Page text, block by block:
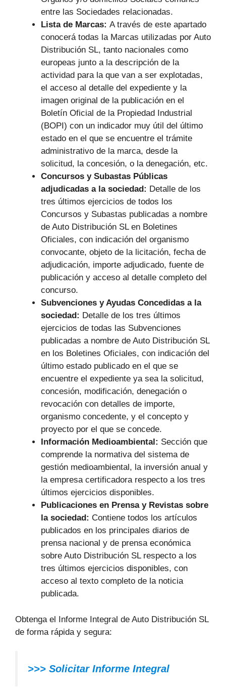
entre las Sociedades relacionadas.
Lista de Marcas: A través de este apartado
conocerá todas la Marcas utilizadas por Auto
Distribución SL, tanto nacionales como
europeas junto a la descripción de la
actividad para la que van a ser explotadas,
el acceso al detalle del expediente y la
imagen original de la publicación en el
Boletín Oficial de la Propiedad Industrial
(BOPI) con un indicador muy útil del último
estado en el que se encuentre el trámite
administrativo de la marca, desde la
solicitud, la concesión, o la denegación, etc.
Concursos y Subastas Públicas
adjudicadas a la sociedad: Detalle de los
tres últimos ejercicios de todos los
Concursos y Subastas publicadas a nombre
de Auto Distribución SL en Boletines
Oficiales, con indicación del organismo
convocante, objeto de la licitación, fecha de
adjudicación, importe adjudicado, fuente de
publicación y acceso al detalle completo del
concurso.
Subvenciones y Ayudas Concedidas a la
sociedad: Detalle de los tres últimos
ejercicios de todas las Subvenciones
publicadas a nombre de Auto Distribución SL
en los Boletines Oficiales, con indicación del
último estado publicado en el que se
encuentre el expediente ya sea la solicitud,
concesión, modificación, denegación o
revocación con detalles de importe,
organismo concedente, y el concepto y
proyecto por el que se concede.
Información Medioambiental: Sección que
comprende la normativa del sistema de
gestión medioambiental, la inversión anual y
la empresa certificadora respecto a los tres
últimos ejercicios disponibles.
Publicaciones en Prensa y Revistas sobre
la sociedad: Contiene todos los artículos
publicados en los principales diarios de
prensa nacional y de prensa económica
sobre Auto Distribución SL respecto a los
tres últimos ejercicios disponibles, con
acceso al texto completo de la noticia
publicada.
Obtenga el Informe Integral de Auto Distribución SL
de forma rápida y segura:
>>> Solicitar Informe Integral